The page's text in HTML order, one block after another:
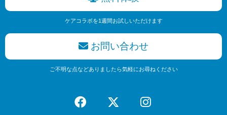
ケアコラボを1週間お試しいただけます
お問い合わせ
ご不明な点などありましたら気軽にお尋ねください